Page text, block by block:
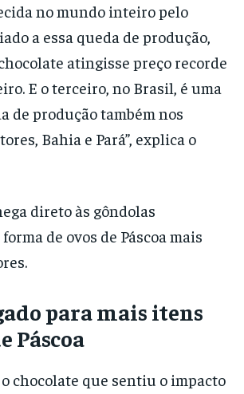
no mundo inteiro pelo
a essa queda de produção,
atingisse preço recorde
E o terceiro, no Brasil, é uma
de produção também nos
Bahia e Pará”, explica o
direto às gôndolas
de ovos de Páscoa mais
para mais itens
Páscoa
chocolate que sentiu o impacto